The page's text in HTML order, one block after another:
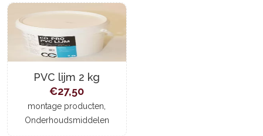
PVC lijm 2 kg
€27,50
montage producten,
Onderhoudsmiddelen